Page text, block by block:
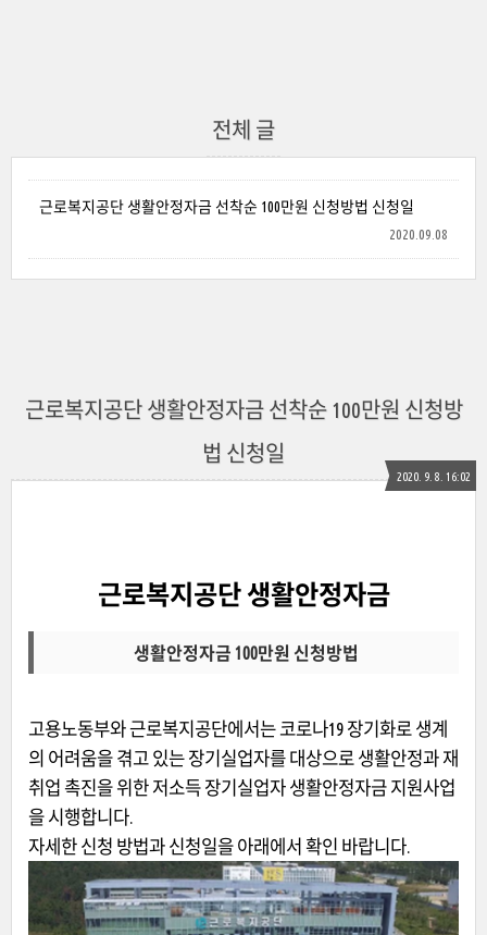
전체 글
근로복지공단 생활안정자금 선착순 100만원 신청방법 신청일
2020.09.08
근로복지공단 생활안정자금 선착순 100만원 신청방
법 신청일
2020. 9. 8. 16:02
근로복지공단 생활안정자금
생활안정자금 100만원 신청방법
고용노동부와 근로복지공단에서는 코로나19 장기화로 생계
의 어려움을 겪고 있는 장기실업자를 대상으로 생활안정과 재
취업 촉진을 위한 저소득 장기실업자 생활안정자금 지원사업
을 시행합니다.
자세한 신청 방법과 신청일을 아래에서 확인 바랍니다.